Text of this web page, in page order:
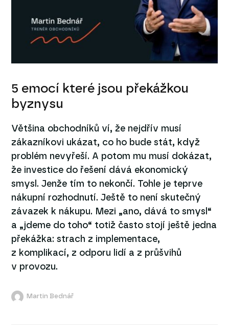
5 emocí které jsou překážkou
byznysu
Většina obchodníků ví, že nejdřív musí
zákazníkovi ukázat, co ho bude stát, když
problém nevyřeší. A potom mu musí dokázat,
že investice do řešení dává ekonomický
smysl. Jenže tím to nekončí. Tohle je teprve
nákupní rozhodnutí. Ještě to není skutečný
závazek k nákupu. Mezi „ano, dává to smysl“
a „jdeme do toho“ totiž často stojí ještě jedna
překážka: strach z implementace,
z komplikací, z odporu lidí a z průšvihů
v provozu.
Martin Bednář